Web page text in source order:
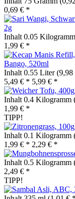
0,69 € *
2g
Inhalt 0.05 Kilogramm
1,99 € *
Bango, 520ml
Inhalt 0.55 Liter
5,49 € * 5,99 € *
Inhalt 0.4 Kilogramm
1,99 € *
TIPP!
Inhalt 0.1 Kilogramm
1,99 € * 2,29 € *
Inhalt 0.5 Kilogramm
2,49 € *
TIPP!